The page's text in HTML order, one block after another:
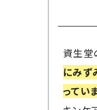
資生堂
にみず
ってい